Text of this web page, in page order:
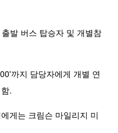
발 버스 탑승자 및 개별참
까지 담당자에게 개별 연
.
게는 크림슨 마일리지 미